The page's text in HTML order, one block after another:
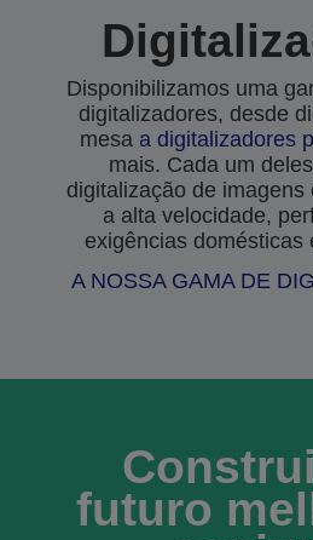
Disponibilizamos uma
digitalizadores, desde
mesaa digitalizadores
mais. Cada um
digitalização de imagens
a alta velocidade,
exigências domésticas
A NOSSA GAMA DE
futuro